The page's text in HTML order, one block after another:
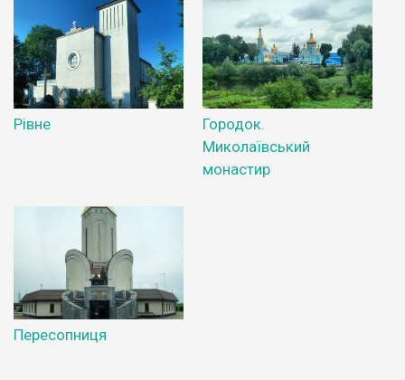
Рівне
Городок.
Миколаївський
монастир
Пересопниця